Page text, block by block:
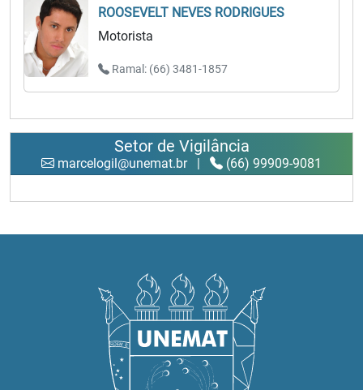
ROOSEVELT NEVES RODRIGUES
Motorista
Ramal: (66) 3481-1857
Setor de Vigilância
marcelogil@unemat.br | (66) 99909-9081